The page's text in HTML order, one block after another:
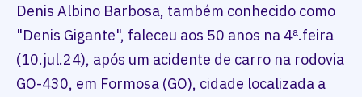
Denis Albino Barbosa, também conhecido como
"Denis Gigante", faleceu aos 50 anos na 4ª.feira
(10.jul.24), após um acidente de carro na rodovia
GO-430, em Formosa (GO), cidade localizada a